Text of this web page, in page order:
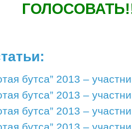
бутса” 2013 –
бутса” 2013 –
бутса” 2013 –